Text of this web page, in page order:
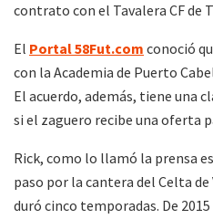
contrato con el Tavalera CF de
El Portal 58Fut.com conoció
con la Academia de Puerto
El acuerdo, además, tiene una
si el zaguero recibe una oferta
Rick, como lo llamó la prensa
paso por la cantera del Celta de
duró cinco temporadas. De